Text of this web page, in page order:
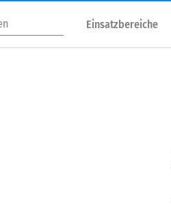
Einsatzbereiche